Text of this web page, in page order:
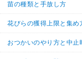
苗の種類と手放し方
花びらの獲得上限と集め
おつかいのやり方と中止